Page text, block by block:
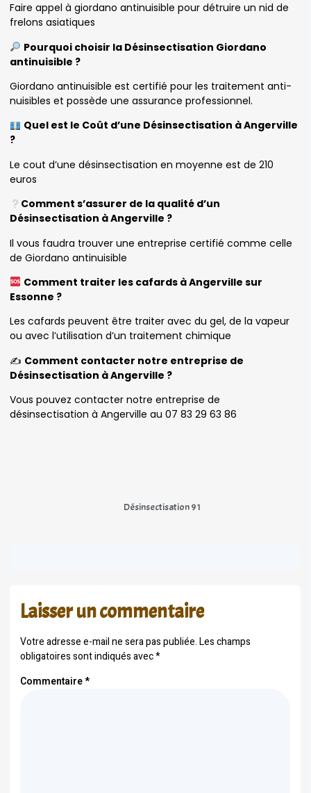
Faire appel à giordano antinuisible pour détruire un nid de
frelons asiatiques
Pourquoi choisir la Désinsectisation Giordano
antinuisible ?
Giordano antinuisible est certifié pour les traitement anti-
nuisibles et possède une assurance professionnel.
Quel est le Coût d’une Désinsectisation à Angerville
?
Le cout d’une désinsectisation en moyenne est de 210
euros
Comment s’assurer de la qualité d’un
Désinsectisation à Angerville ?
Il vous faudra trouver une entreprise certifié comme celle
de Giordano antinuisible
Comment traiter les cafards à Angerville sur
Essonne ?
Les cafards peuvent être traiter avec du gel, de la vapeur
ou avec l’utilisation d’un traitement chimique
✍️ Comment contacter notre entreprise de
Désinsectisation à Angerville ?
Vous pouvez contacter notre entreprise de
désinsectisation à Angerville au 07 83 29 63 86
Désinsectisation 91
Laisser un commentaire
Votre adresse e-mail ne sera pas publiée.Les champs
obligatoires sont indiqués avec*
Commentaire*